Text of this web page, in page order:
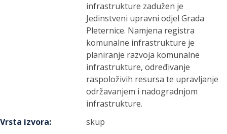
infrastrukture zadužen je
Jedinstveni upravni odjel Grada
Pleternice. Namjena registra
komunalne infrastrukture je
planiranje razvoja komunalne
infrastrukture, određivanje
raspoloživih resursa te upravljanje
održavanjem i nadogradnjom
infrastrukture.
Vrsta izvora:
skup